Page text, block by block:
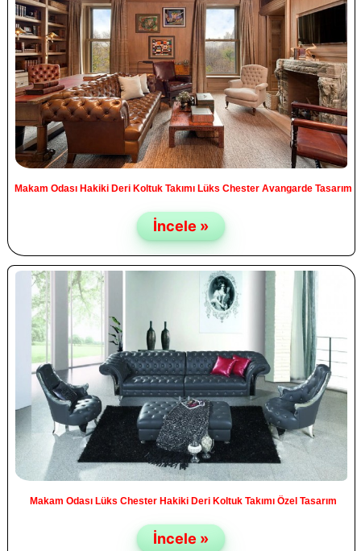
Makam Odası Hakiki Deri Koltuk Takımı Lüks Chester Avangarde Tasarım
İncele »
Makam Odası Lüks Chester Hakiki Deri Koltuk Takımı Özel Tasarım
İncele »